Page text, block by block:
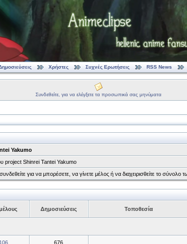
Χρήστες Συχνές Ερωτήσεις RSS News
Συνδεθείτε, για να ελέγξετε τα προσωπικά σας μηνύματα
Yakumo
project Shinrei Tantei Yakumo
για να μπορέσετε, να γίνετε μέλος ή να διαχειρισθείτε το
Δημοσιεύσεις Τοποθεσία
676